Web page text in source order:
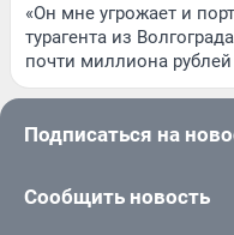
«Он мне угрожает и
турагента из
почти миллиона рублей
Подписаться на
Сообщить новость